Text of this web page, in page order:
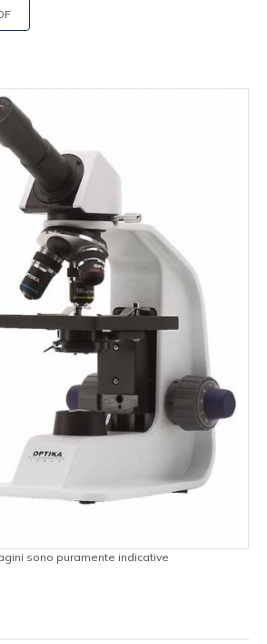
sono puramente indicative